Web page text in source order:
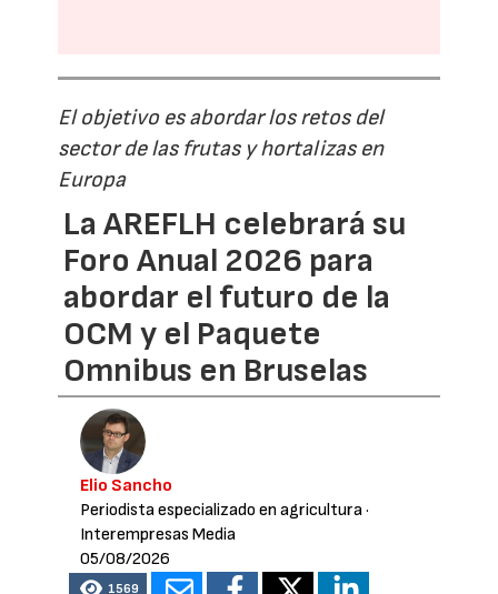
El objetivo es abordar los retos del
sector de las frutas y hortalizas en
Europa
La AREFLH celebrará su
Foro Anual 2026 para
abordar el futuro de la
OCM y el Paquete
Omnibus en Bruselas
Elio Sancho
Periodista especializado en agricultura·
Interempresas Media
05/08/2026
1569